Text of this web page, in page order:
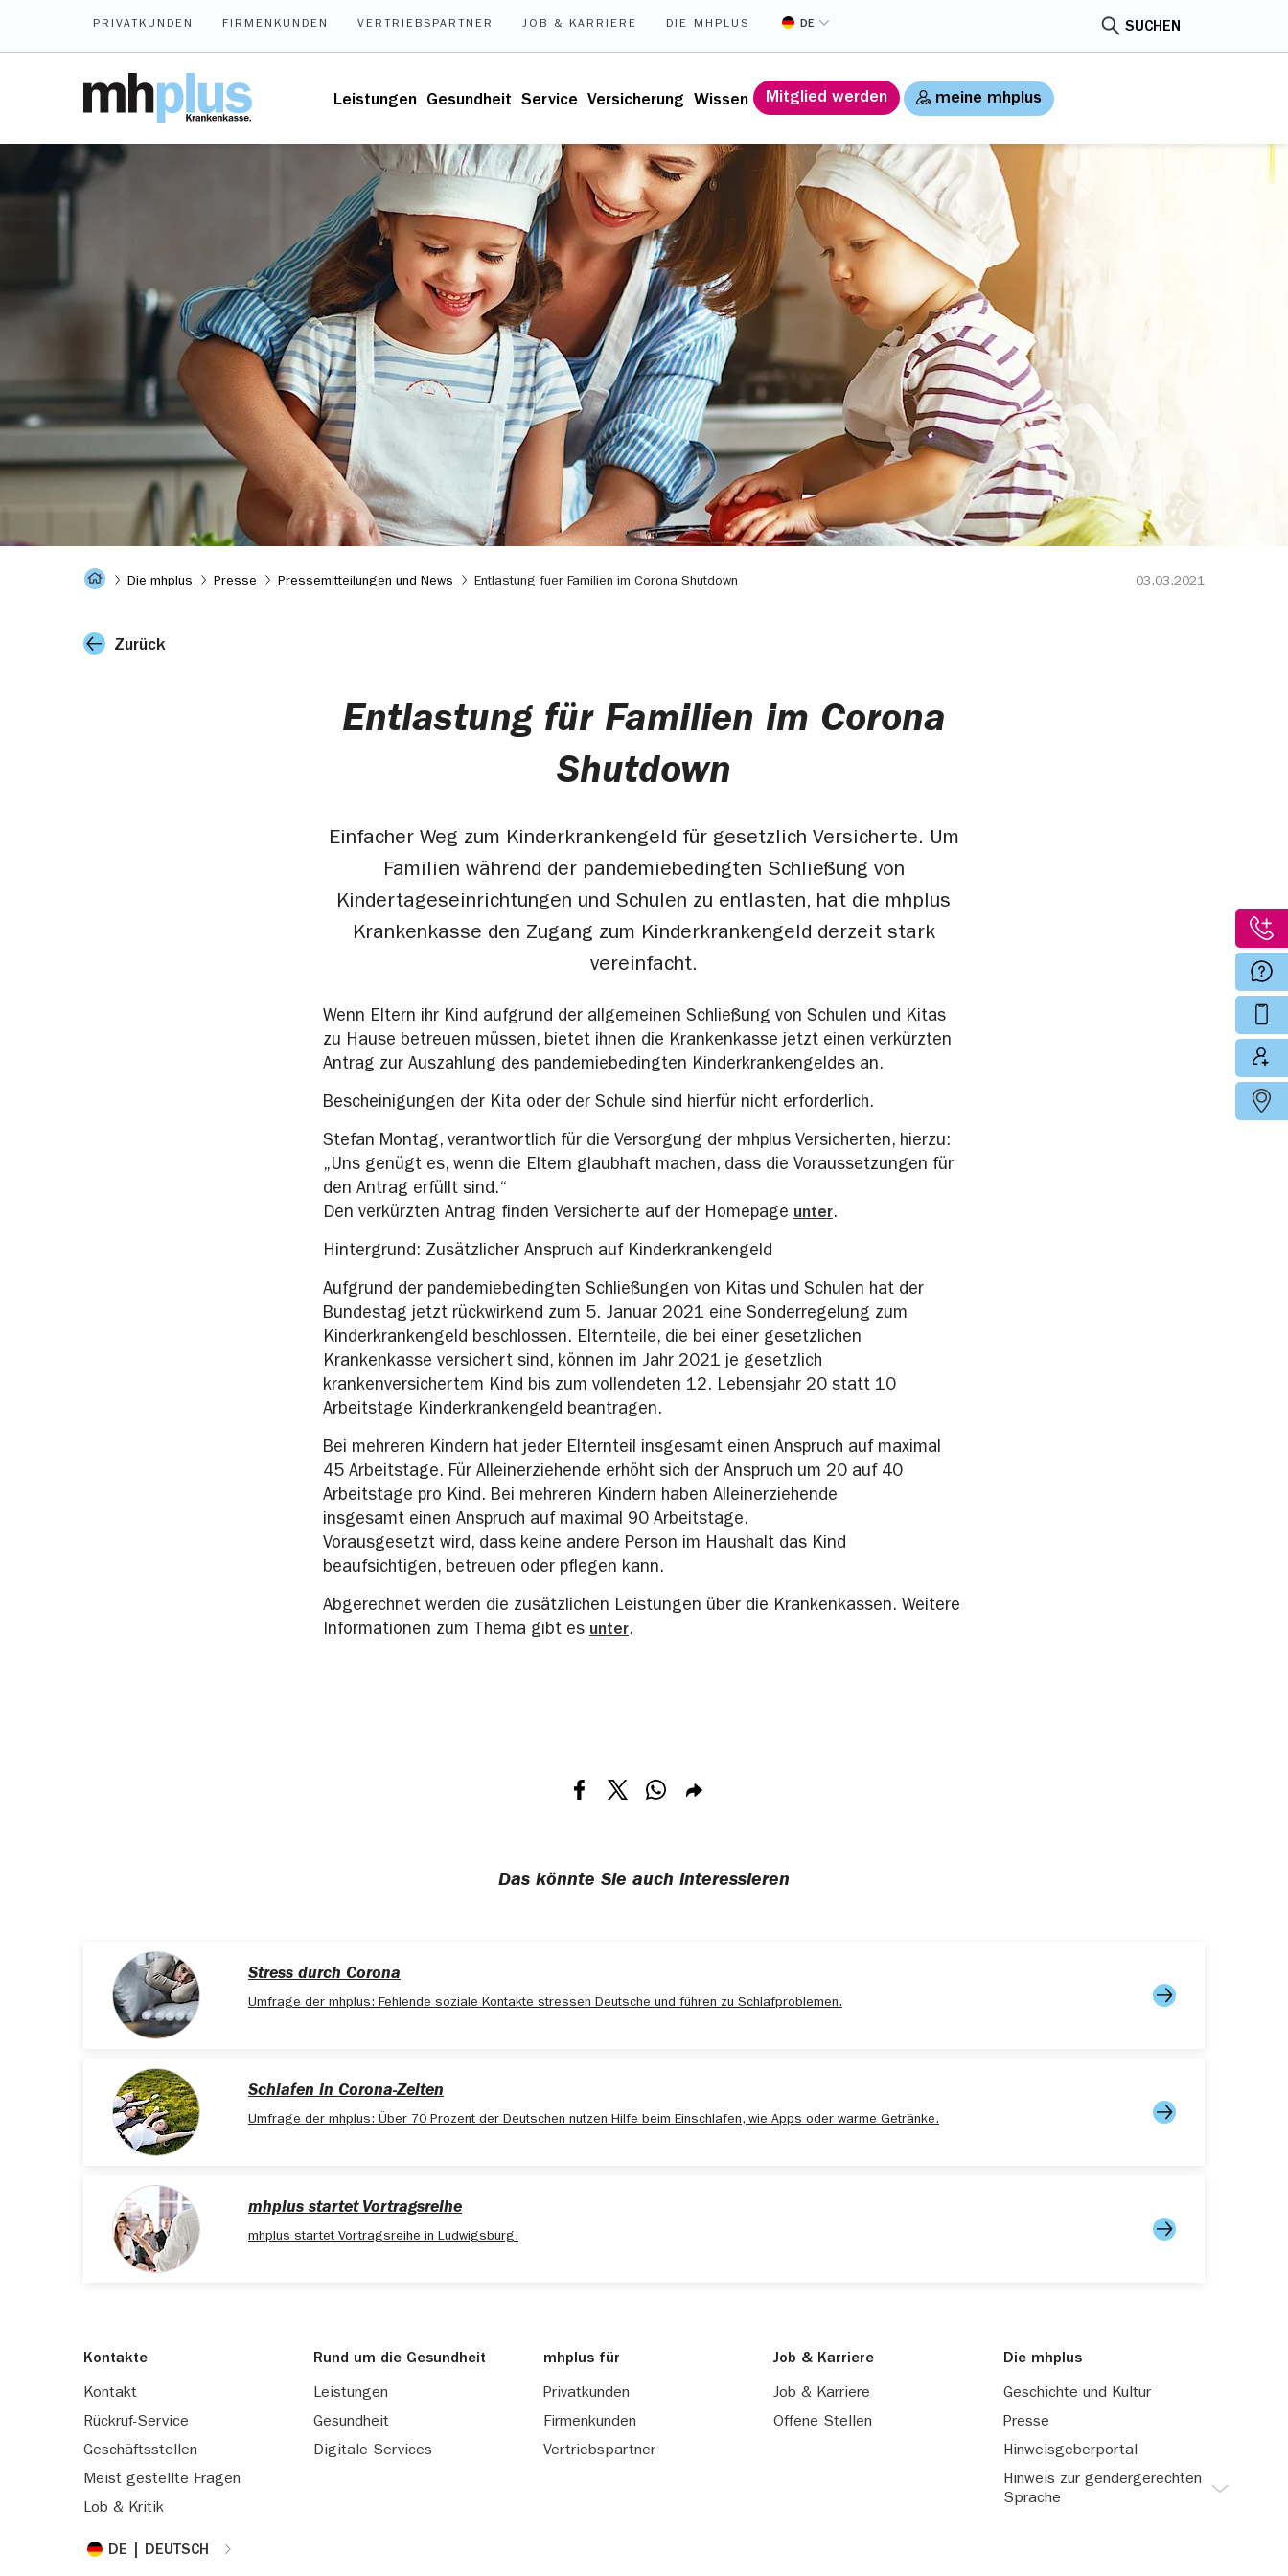
PRIVATKUNDEN FIRMENKUNDEN VERTRIEBSPARTNER JOB & KARRIERE DIE MHPLUS DE SUCHEN
Leistungen Gesundheit Service Versicherung Wissen Mitglied werden meine mhplus
Startseite
Die mhplus
Presse Pressemitteilungen und News Entlastung fuer Familien im Corona Shutdown 03.03.2021
Zurück
Entlastung für Familien im Corona
Shutdown
Einfacher Weg zum Kinderkrankengeld für gesetzlich Versicherte. Um
Familien während der pandemiebedingten Schließung von
Kindertageseinrichtungen und Schulen zu entlasten, hat die mhplus
Krankenkasse den Zugang zum Kinderkrankengeld derzeit stark
vereinfacht.
Wenn Eltern ihr Kind aufgrund der allgemeinen Schließung von Schulen und Kitas
zu Hause betreuen müssen, bietet ihnen die Krankenkasse jetzt einen verkürzten
Antrag zur Auszahlung des pandemiebedingten Kinderkrankengeldes an.
Bescheinigungen der Kita oder der Schule sind hierfür nicht erforderlich.
Stefan Montag, verantwortlich für die Versorgung der mhplus Versicherten, hierzu:
„Uns genügt es, wenn die Eltern glaubhaft machen, dass die Voraussetzungen für
den Antrag erfüllt sind.“
Den verkürzten Antrag finden Versicherte auf der Homepage unter.
Hintergrund: Zusätzlicher Anspruch auf Kinderkrankengeld
Aufgrund der pandemiebedingten Schließungen von Kitas und Schulen hat der
Bundestag jetzt rückwirkend zum 5. Januar 2021 eine Sonderregelung zum
Kinderkrankengeld beschlossen. Elternteile, die bei einer gesetzlichen
Krankenkasse versichert sind, können im Jahr 2021 je gesetzlich
krankenversichertem Kind bis zum vollendeten 12. Lebensjahr 20 statt 10
Arbeitstage Kinderkrankengeld beantragen.
Bei mehreren Kindern hat jeder Elternteil insgesamt einen Anspruch auf maximal
45 Arbeitstage. Für Alleinerziehende erhöht sich der Anspruch um 20 auf 40
Arbeitstage pro Kind. Bei mehreren Kindern haben Alleinerziehende
insgesamt einen Anspruch auf maximal 90 Arbeitstage.
Vorausgesetzt wird, dass keine andere Person im Haushalt das Kind
beaufsichtigen, betreuen oder pflegen kann.
Abgerechnet werden die zusätzlichen Leistungen über die Krankenkassen. Weitere
Informationen zum Thema gibt es unter.
Teilen via Facebook
Teilen via XTeilen via Whatsapp
Teilen via E-mail
Das könnte Sie auch interessieren
Stress durch Corona
Umfrage der mhplus: Fehlende soziale Kontakte stressen Deutsche und führen zu Schlafproblemen.
Schlafen in Corona-Zeiten
Umfrage der mhplus: Über 70 Prozent der Deutschen nutzen Hilfe beim Einschlafen, wie Apps oder warme Getränke.
mhplus startet Vortragsreihe
mhplus startet Vortragsreihe in Ludwigsburg.
Kontakte
Kontakt
Rückruf-Service
Geschäftsstellen
Meist gestellte Fragen
Lob & Kritik
DE | DEUTSCH
Rund um die Gesundheit
Leistungen
Gesundheit
Digitale Services
mhplus für
Privatkunden
Firmenkunden
Vertriebspartner
Job & Karriere
Job & Karriere
Offene Stellen
Die mhplus
Geschichte und Kultur
Presse
Hinweisgeberportal
Hinweis zur gendergerechten
Sprache